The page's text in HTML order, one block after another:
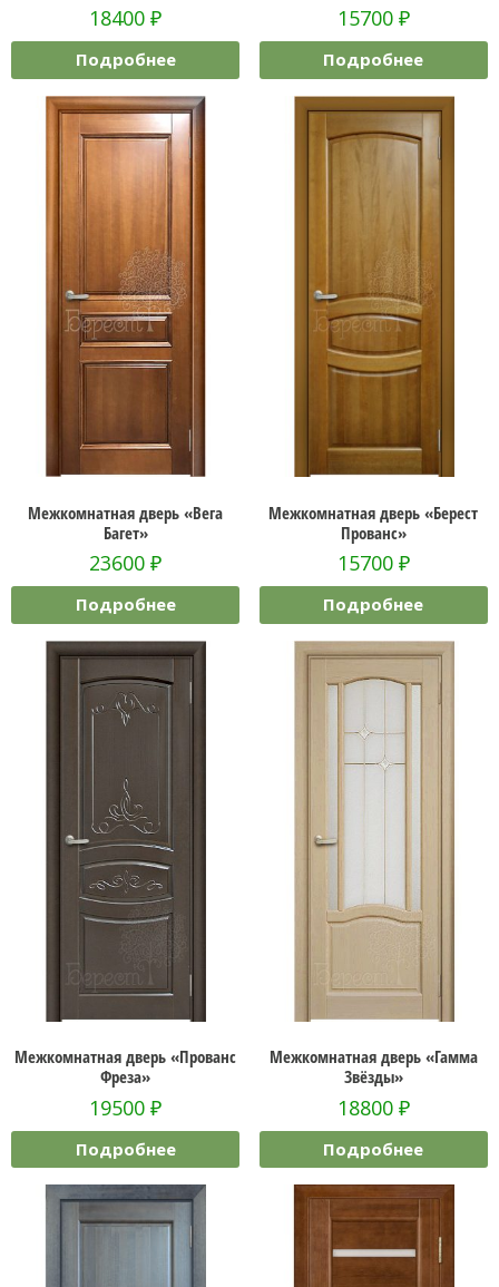
18400₽
Подробнее
15700 ₽
Подробнее
Межкомнатная дверь «Вега
Багет»
23600₽
Подробнее
Межкомнатная дверь «Берест
Прованс»
15700 ₽
Подробнее
Межкомнатная дверь «Прованс
Фреза»
19500₽
Подробнее
Межкомнатная дверь «Гамма
Звёзды»
18800 ₽
Подробнее